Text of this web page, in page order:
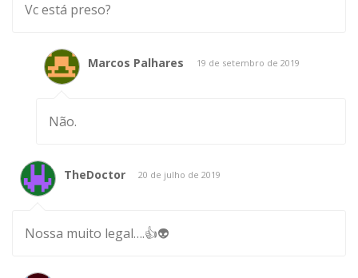
Vc está preso?
Marcos Palhares 19 de setembro de 2019
Não.
TheDoctor 20 de julho de 2019
Nossa muito legal….👍👽